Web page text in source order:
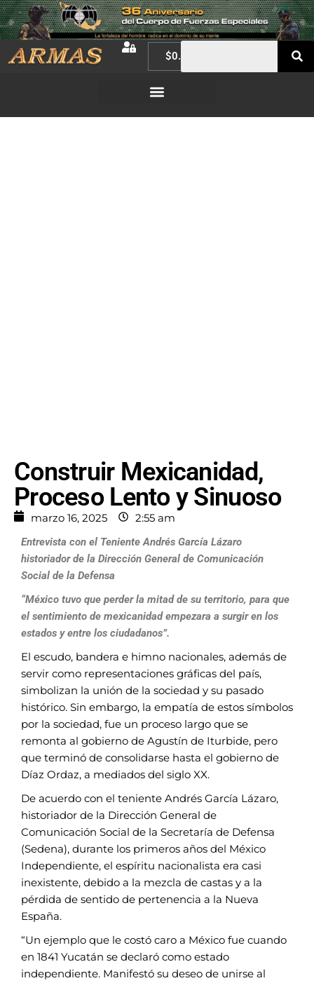
$0.00
Construir Mexicanidad,
Proceso Lento y Sinuoso
marzo 16, 2025 2:55 am
Entrevista con el Teniente Andrés García Lázaro
historiadorde la Dirección General de Comunicación
Social de la Defensa
“México tuvo que perder la mitad de su territorio, para que
el sentimiento de mexicanidad empezara a surgir en los
estados yentre los ciudadanos”.
El escudo, bandera e himno nacionales, además de
servir como representaciones gráficas del país,
simbolizan la unión de la sociedad y su pasado
histórico. Sin embargo, la empatía de estos símbolos
por la sociedad, fue un proceso largo que se
remonta al gobierno de Agustín de Iturbide, pero
que terminó de consolidarse hasta el gobierno de
Díaz Ordaz, a mediados del siglo XX.
De acuerdo con el teniente Andrés García Lázaro,
historiador de la Dirección General de
Comunicación Social de la Secretaría de Defensa
(Sedena), durante los primeros años del México
Independiente, el espíritu nacionalista era casi
inexistente, debido a la mezcla de castas y a la
pérdida de sentido de pertenencia a la Nueva
España.
“Un ejemplo que le costó caro a México fue cuando
en 1841 Yucatán se declaró como estado
independiente. Manifestó su deseo de unirse al